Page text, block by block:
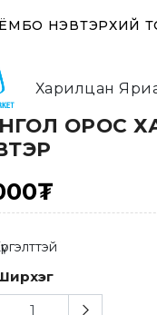
НЭВТЭРХИЙ
Харилцан
ОРОС